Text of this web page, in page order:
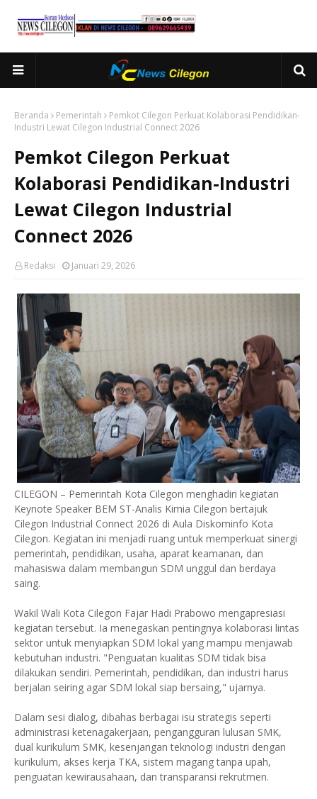
Beranda Pemerintah
Pemkot Cilegon Perkuat Kolaborasi Pendidikan-
Industri Lewat Cilegon Industrial Connect 2026
Pemkot Cilegon Perkuat
Kolaborasi Pendidikan-Industri
Lewat Cilegon Industrial
Connect 2026
Redaksi Januari 29, 2026
CILEGON – Pemerintah Kota Cilegon menghadiri kegiatan
Keynote Speaker BEM ST-Analis Kimia Cilegon bertajuk
Cilegon Industrial Connect 2026 di Aula Diskominfo Kota
Cilegon. Kegiatan ini menjadi ruang untuk memperkuat sinergi
pemerintah, pendidikan, usaha, aparat keamanan, dan
mahasiswa dalam membangun SDM unggul dan berdaya
saing.
Wakil Wali Kota Cilegon Fajar Hadi Prabowo mengapresiasi
kegiatan tersebut. Ia menegaskan pentingnya kolaborasi lintas
sektor untuk menyiapkan SDM lokal yang mampu menjawab
kebutuhan industri. "Penguatan kualitas SDM tidak bisa
dilakukan sendiri. Pemerintah, pendidikan, dan industri harus
berjalan seiring agar SDM lokal siap bersaing," ujarnya.
Dalam sesi dialog, dibahas berbagai isu strategis seperti
administrasi ketenagakerjaan, pengangguran lulusan SMK,
dual kurikulum SMK, kesenjangan teknologi industri dengan
kurikulum, akses kerja TKA, sistem magang tanpa upah,
penguatan kewirausahaan, dan transparansi rekrutmen.